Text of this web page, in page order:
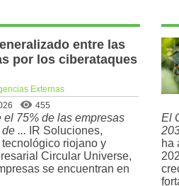
El
ha
entre las
por los ciberataques
Externas
455
75% de las empresas
...
IR Soluciones,
riojano y
Circular Universe,
se encuentran en